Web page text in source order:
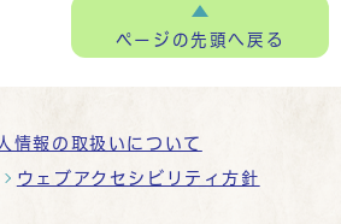
ページの先頭へ戻る
情報の取扱いについて
ウェブアクセシビリティ方針